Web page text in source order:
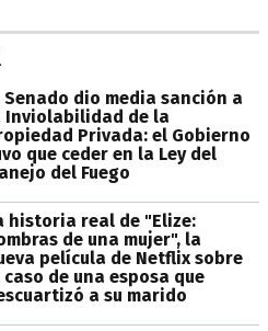
Senado dio media sanción a
Inviolabilidad de la
Privada: el Gobierno
que ceder en la Ley del
del Fuego
historia real de "Elize:
de una mujer", la
película de Netflix sobre
caso de una esposa que
a su marido